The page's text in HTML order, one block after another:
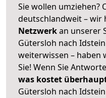
Sie wollen umziehen?
deutschlandweit – wir
Netzwerkan unserer
Gütersloh nach
weiterwissen – haben
Sie! Wenn Sie
was kostet
Gütersloh nach